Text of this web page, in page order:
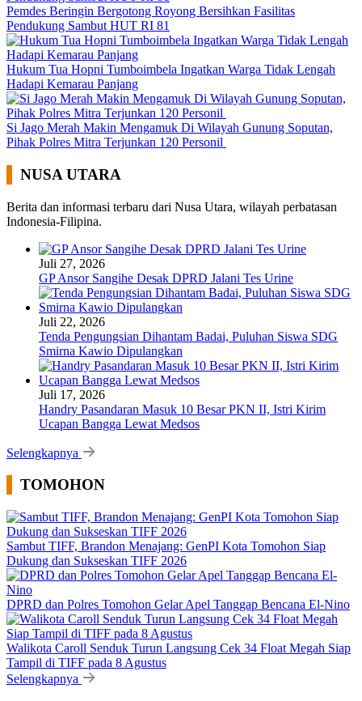
Pemdes Beringin Bergotong Royong Bersihkan Fasilitas
Pendukung Sambut HUT RI 81
Hukum Tua Hopni Tumboimbela Ingatkan Warga Tidak Lengah
Hadapi Kemarau Panjang
Si Jago Merah Makin Mengamuk Di Wilayah Gunung Soputan,
Pihak Polres Mitra Terjunkan 120 Personil
NUSA UTARA
Berita dan informasi terbaru dari Nusa Utara, wilayah perbatasan
Indonesia-Filipina.
Juli 27, 2026
GP Ansor Sangihe Desak DPRD Jalani Tes Urine
Juli 22, 2026
Tenda Pengungsian Dihantam Badai, Puluhan Siswa SDG
Smirna Kawio Dipulangkan
Juli 17, 2026
Handry Pasandaran Masuk 10 Besar PKN II, Istri Kirim
Ucapan Bangga Lewat Medsos
Selengkapnya
TOMOHON
Sambut TIFF, Brandon Menajang: ​GenPI Kota Tomohon Siap
Dukung dan Sukseskan TIFF 2026
DPRD dan Polres Tomohon Gelar Apel Tanggap Bencana El-Nino
Walikota Caroll Senduk Turun Langsung Cek 34 Float Megah Siap
Tampil di TIFF pada 8 Agustus
Selengkapnya